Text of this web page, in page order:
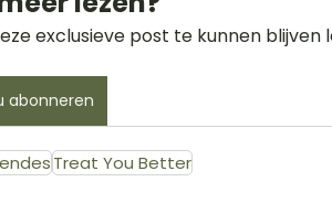
exclusieve post te kunnen blijven
abonneren
Treat You Better